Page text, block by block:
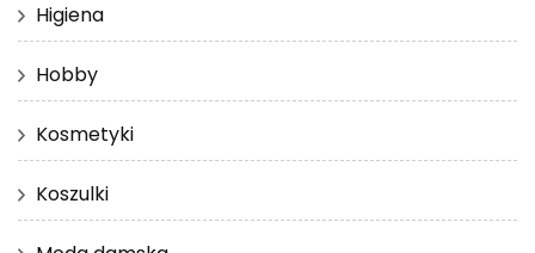
Higiena
Hobby
Kosmetyki
Koszulki